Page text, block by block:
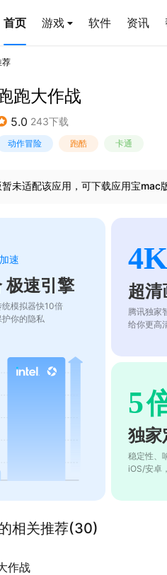
首页 游戏 软件 资讯
荐
跑大作战
5.0 243下载
动作冒险 跑酷 卡通
未适配该应用，可下载应用宝mac
加速
极速引擎
模拟器快10倍
你的隐私
超清
腾讯独家
给你更高
5
独家
稳定性、
iOS/安卓
相关推荐(30)
作战